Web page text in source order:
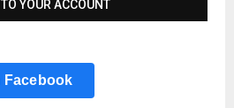
Facebook